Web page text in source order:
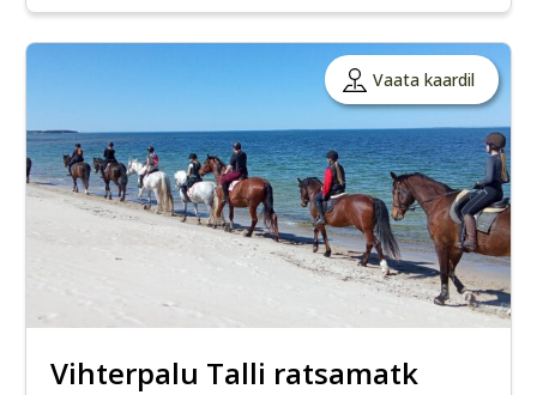
Vaata kaardil
Vihterpalu Talli ratsamatk